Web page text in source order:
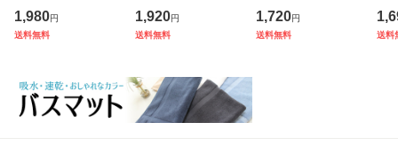
ル ふわふわ 厚手
吸水 ホテルライク
1,980円
送料無料
べる6枚セット 240
匁 [M便 1/1]
1,920円
送料無料
べる5枚セット 240
匁 [M便 1/1]
1,720円
送料無料
テ
ふ
送料